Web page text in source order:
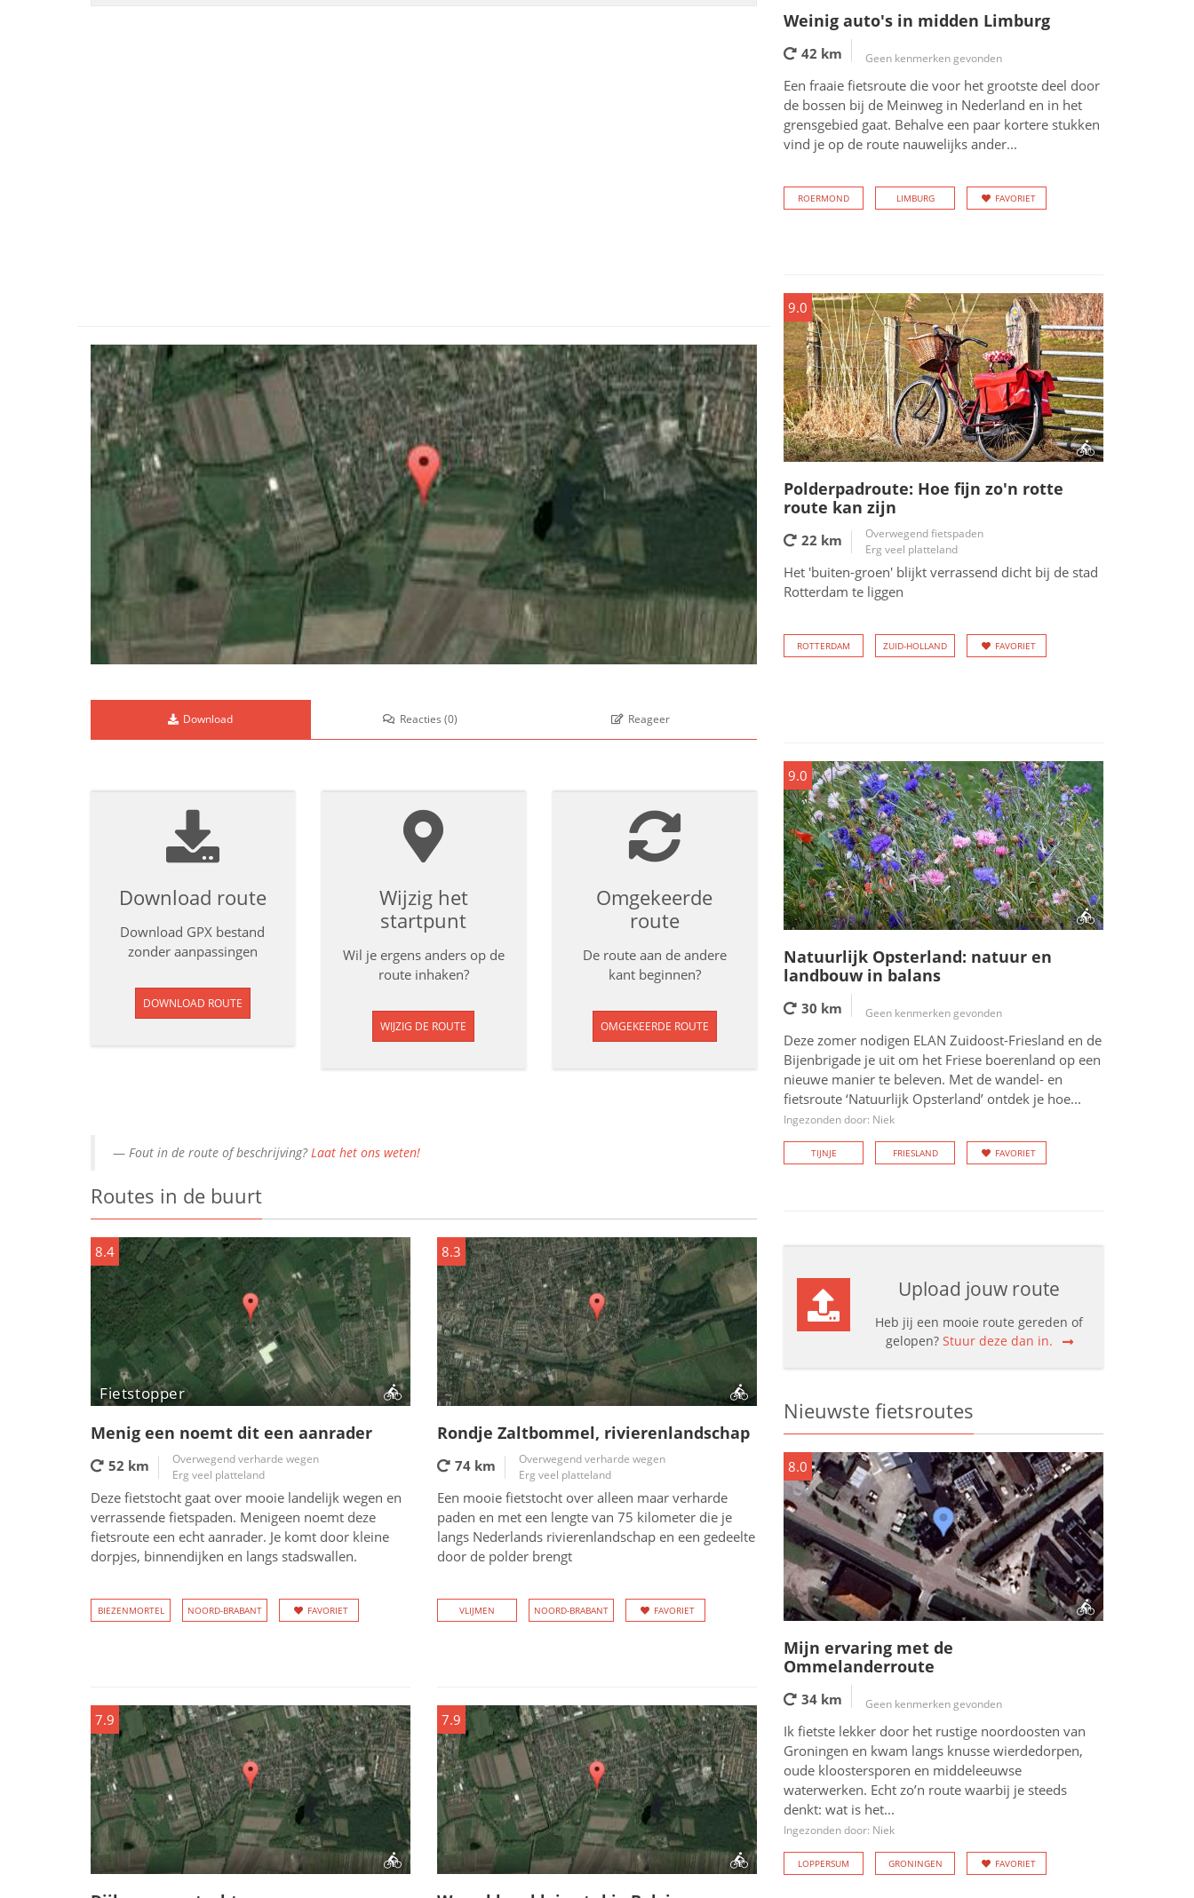
Download Reacties(0) Reageer
Download route
Download GPX bestand
zonder aanpassingen
DOWNLOAD ROUTE
Wijzig het
startpunt
Wil je ergens anders op de
route inhaken?
WIJZIG DE ROUTE
Omgekeerde
route
De route aan de andere
kant beginnen?
OMGEKEERDE ROUTE
Fout in de route of beschrijving?Laat het ons weten!
Routes in de buurt
8.4
Fietstopper
Menig een noemt dit een aanrader
52 km
Overwegend verharde wegen
Erg veel platteland
Deze fietstocht gaat over mooie landelijk wegen en
verrassende fietspaden. Menigeen noemt deze
fietsroute een echt aanrader. Je komt door kleine
dorpjes, binnendijken en langs stadswallen.
BIEZENMORTEL NOORD-BRABANT FAVORIET
8.3
Rondje Zaltbommel, rivierenlandschap
74 km
Overwegend verharde wegen
Erg veel platteland
Een mooie fietstocht over alleen maar verharde
paden en met een lengte van 75 kilometer die je
langs Nederlands rivierenlandschap en een gedeelte
door de polder brengt
VLIJMEN NOORD-BRABANT FAVORIET
7.9 7.9
Weinig auto's in midden Limburg
42 km Geen kenmerken gevonden
Een fraaie fietsroute die voor het grootste deel door
de bossen bij de Meinweg in Nederland en in het
grensgebied gaat. Behalve een paar kortere stukken
vind je op de route nauwelijks ander...
ROERMOND LIMBURG FAVORIET
9.0
Polderpadroute: Hoe fijn zo'n rotte
route kan zijn
22 km
Overwegend fietspaden
Erg veel platteland
Het 'buiten-groen' blijkt verrassend dicht bij de stad
Rotterdam te liggen
ROTTERDAM ZUID-HOLLAND FAVORIET
9.0
Natuurlijk Opsterland: natuur en
landbouw in balans
30 km Geen kenmerken gevonden
Deze zomer nodigen ELAN Zuidoost-Friesland en de
Bijenbrigade je uit om het Friese boerenland op een
nieuwe manier te beleven. Met de wandel- en
fietsroute ‘Natuurlijk Opsterland’ ontdek je hoe...
Ingezonden door: Niek
TIJNJE FRIESLAND FAVORIET
Upload jouw route
Heb jij een mooie route gereden of
gelopen? Stuur deze dan in.
Nieuwste fietsroutes
8.0
Mijn ervaring met de
Ommelanderroute
34 km Geen kenmerken gevonden
Ik fietste lekker door het rustige noordoosten van
Groningen en kwam langs knusse wierdedorpen,
oude kloostersporen en middeleeuwse
waterwerken. Echt zo’n route waarbij je steeds
denkt: wat is het...
Ingezonden door: Niek
LOPPERSUM GRONINGEN FAVORIET